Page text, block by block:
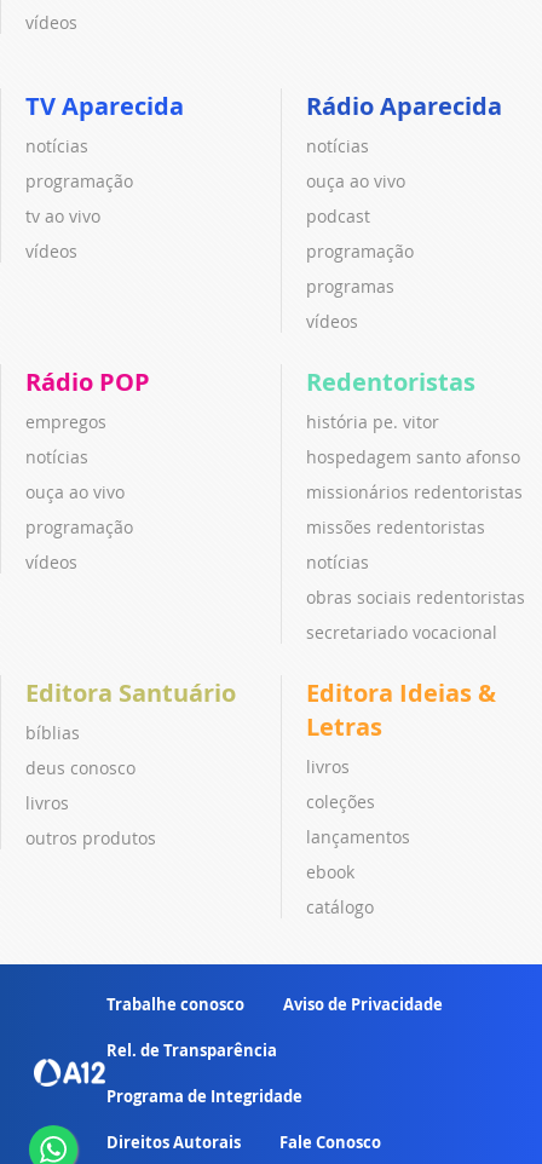
vídeos
TV Aparecida
notícias
programação
tv ao vivo
vídeos
Rádio Aparecida
notícias
ouça ao vivo
podcast
programação
programas
vídeos
Rádio POP
empregos
notícias
ouça ao vivo
programação
vídeos
Redentoristas
história pe. vitor
hospedagem santo afonso
missionários redentoristas
missões redentoristas
notícias
obras sociais redentoristas
secretariado vocacional
Editora Santuário
bíblias
deus conosco
livros
outros produtos
Editora Ideias &
Letras
livros
coleções
lançamentos
ebook
catálogo
Trabalhe conosco Aviso de Privacidade
Rel. de Transparência
Programa de Integridade
Direitos Autorais Fale Conosco